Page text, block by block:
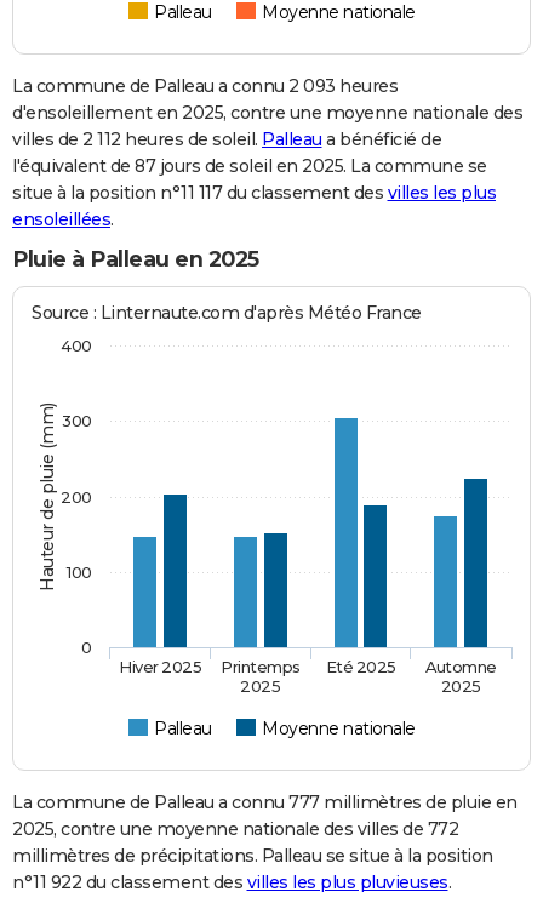
Palleau Moyenne nationale
La commune de Palleau a connu 2 093 heures
d'ensoleillement en 2025, contre une moyenne nationale des
villes de 2 112 heures de soleil. Palleau a bénéficié de
l'équivalent de 87 jours de soleil en 2025. La commune se
situe à la position n°11 117 du classement des villes les plus
ensoleillées.
Pluie à Palleau en 2025
Hauteur de pluie (mm)
Source : Linternaute.com d'après Météo France
Palleau Moyenne nationale
Hiver 2025
Printemps
2025
Eté 2025
Automne
2025
0
100
200
300
400
La commune de Palleau a connu 777 millimètres de pluie en
2025, contre une moyenne nationale des villes de 772
millimètres de précipitations. Palleau se situe à la position
n°11 922 du classement des villes les plus pluvieuses.